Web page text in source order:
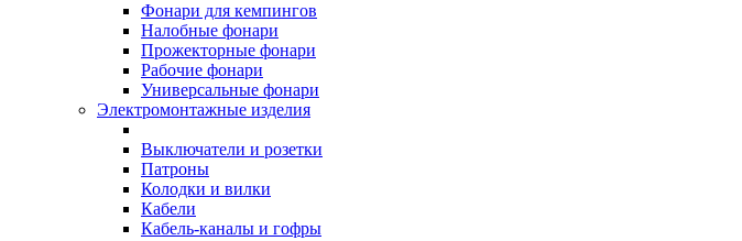
Фонари для кемпингов
Налобные фонари
Прожекторные фонари
Рабочие фонари
Универсальные фонари
Электромонтажные изделия
Выключатели и розетки
Патроны
Колодки и вилки
Кабели
Кабель-каналы и гофры